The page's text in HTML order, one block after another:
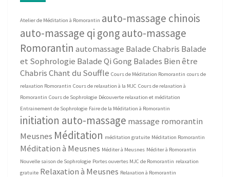
Atelier de Méditation à Romorantin auto-massage chinois
auto-massage qi gongauto-massage
Romorantin automassage Balade Chabris Balade
et Sophrologie Balade Qi Gong Balades Bien être
ChabrisChant du Souffle Cours de Méditation Romorantin cours de
relaxation Romorantin Cours de relaxation à la MJC Cours de relaxation à
Romorantin Cours de Sophrologie Découverte relaxation et méditation
Entrainement de Sophrologie Faire de la Méditation à Romorantin
initiation auto-massage massage romorantin
Meusnes Méditation méditation gratuite Méditation Romorantin
Méditation à Meusnes Méditer à Meusnes Méditer à Romorantin
Nouvelle saison de Sophrologie Portes ouvertes MJC de Romorantin relaxation
gratuite Relaxation à Meusnes Relaxation à Romorantin